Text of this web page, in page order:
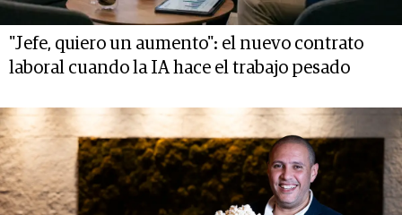
"Jefe, quiero un aumento": el nuevo contrato
laboral cuando la IA hace el trabajo pesado